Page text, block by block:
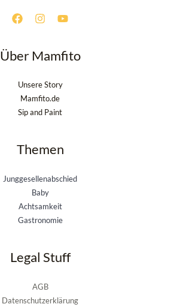
Über Mamfito
Unsere Story
Mamfito.de
Sip and Paint
Themen
Junggesellenabschied
Baby
Achtsamkeit
Gastronomie
Legal Stuff
AGB
Datenschutzerklärung